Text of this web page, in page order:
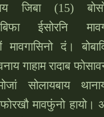
जिबा (15)
ईसोरनि
मावगासिनो दं।
गाहाम रादाब
सोलायबाय
मावफुंनो हायो।